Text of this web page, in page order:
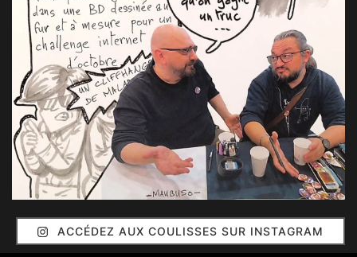
ACCÉDEZ AUX COULISSES SUR INSTAGRAM